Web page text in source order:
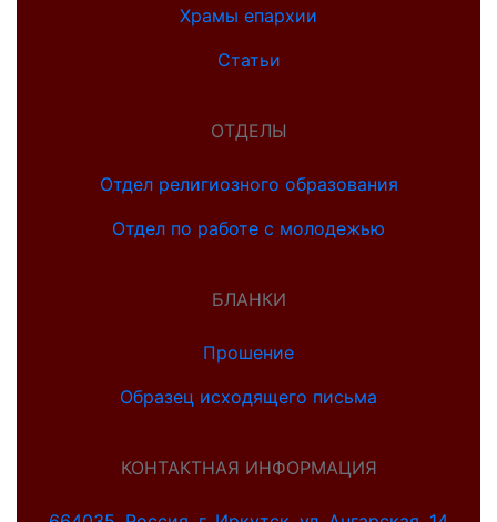
Храмы епархии
Статьи
ОТДЕЛЫ
Отдел религиозного образования
Отдел по работе с молодежью
БЛАНКИ
Прошение
Образец исходящего письма
КОНТАКТНАЯ ИНФОРМАЦИЯ